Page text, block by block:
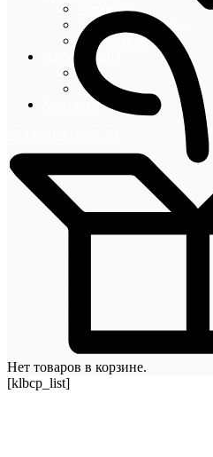
Гарантии
Оплата и доставка
Акции и скидки
Информация
Блог
Новости
Контакты
Нет товаров в корзине.
[klbcp_list]